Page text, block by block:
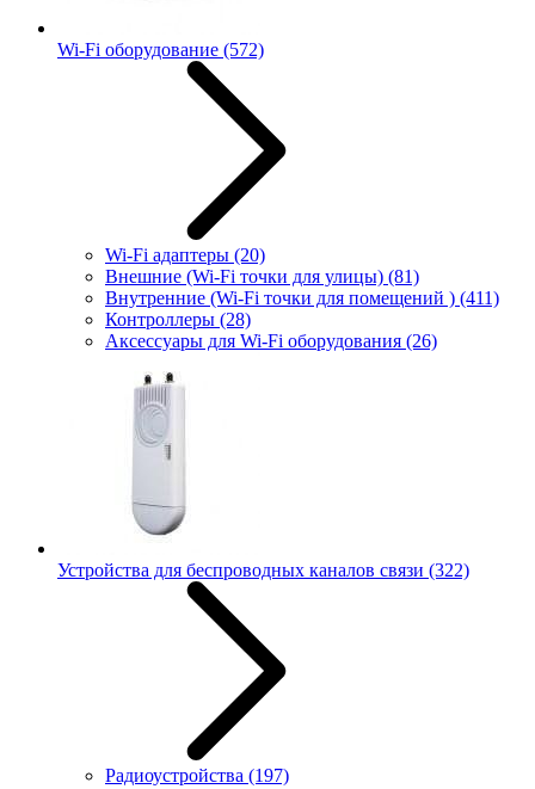
Wi-Fi оборудование (572)
Wi-Fi адаптеры (20)
Внешние (Wi-Fi точки для улицы) (81)
Внутренние (Wi-Fi точки для помещений ) (411)
Контроллеры (28)
Аксессуары для Wi-Fi оборудования (26)
Устройства для беспроводных каналов связи (322)
Радиоустройства (197)